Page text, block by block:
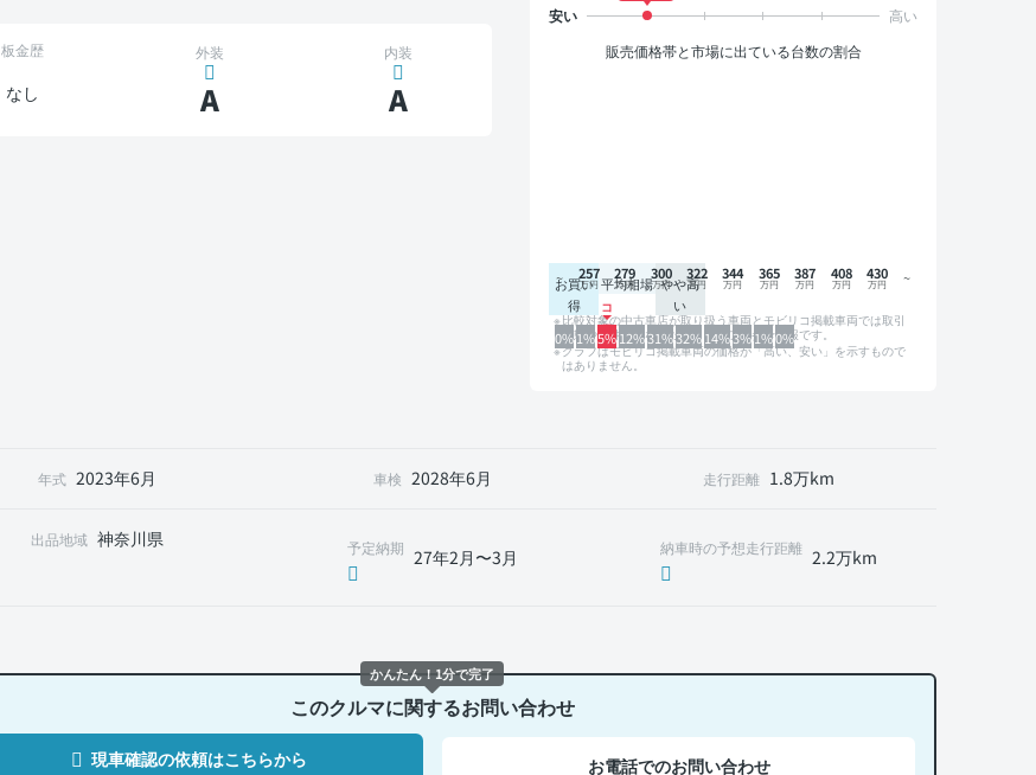
販売価格帯と市場に出ている台数の割合
お買い
得
平均相場 やや高
い
0%1%5%12%31%32%14%3%1%0%
257 279 300 322 344 365 387 408 430
比較対象の中古車店が取り扱う車両とモビリコ掲載車両では取引
形態や条件が異なるため、グラフは参考情報です。
グラフはモビリコ掲載車両の価格が「高い、安い」を示すもので
はありません。
板金歴
なし
外装
A
内装
A
年式 2023年6月 車検 2028年6月 走行距離 1.8万km
出品地域 神奈川県 予定納期 27年2月〜3月 納車時の予想走行距離 2.2万km
このクルマに関するお問い合わせ
現車確認の依頼はこちらから お電話でのお問い合わせ
かんたん！1分で完了